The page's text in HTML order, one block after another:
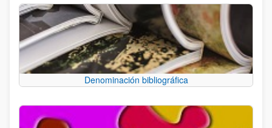
Denominación bibliográfica